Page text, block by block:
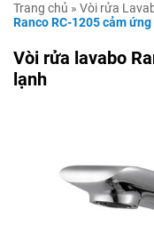
Trang chủ » Vòi rửa
Ranco RC-1205 cảm
Vòi rửa lavabo
lạnh